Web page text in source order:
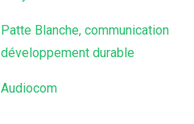
Patte Blanche, communication
développement durable
Audiocom